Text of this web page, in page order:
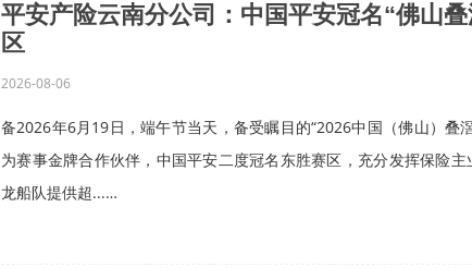
平安产险云南分公司：中国平安冠名“佛山
区
2026-08-06
备2026年6月19日，端午节当天，备受瞩目的“2026中国（佛山）叠
为赛事金牌合作伙伴，中国平安二度冠名东胜赛区，充分发挥保险
龙船队提供超...…